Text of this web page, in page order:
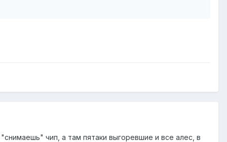
чип, а там пятаки выгоревшие и все алес, в